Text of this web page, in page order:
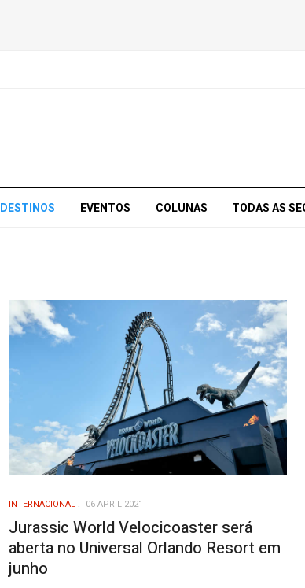
DESTINOS EVENTOS COLUNAS TODAS AS
INTERNACIONAL 06 APRIL 2021
Jurassic World Velocicoaster será
aberta no Universal Orlando Resort em
junho